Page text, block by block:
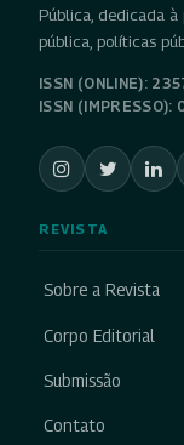
Pública, dedicada
pública, políticas
ISSN (ONLINE):
ISSN
REVISTA
Sobre a Revista
Corpo Editorial
Submissão
Contato